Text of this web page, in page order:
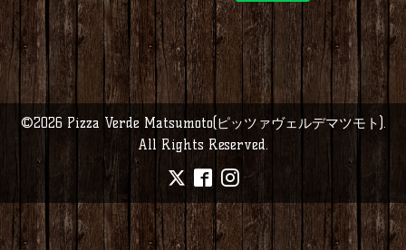
©2026 Pizza Verde Matsumoto(ピッツァヴェルデマツモト).
All Rights Reserved.